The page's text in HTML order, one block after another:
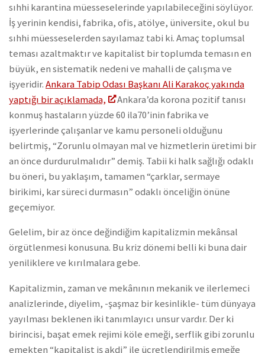
sıhhi karantina müesseselerinde yapılabileceğini söylüyor.
İş yerinin kendisi, fabrika, ofis, atölye, üniversite, okul bu
sıhhi müesseselerden sayılamaz tabi ki. Amaç toplumsal
teması azaltmaktır ve kapitalist bir toplumda temasın en
büyük, en sistematik nedeni ve mahalli de çalışma ve
işyeridir.Ankara Tabip Odası Başkanı Ali Karakoç yakında
yaptığı bir açıklamada,
Ankara’da korona pozitif tanısı
konmuş hastaların yüzde 60 ila70’inin fabrika ve
işyerlerinde çalışanlar ve kamu personeli olduğunu
belirtmiş, “Zorunlu olmayan mal ve hizmetlerin üretimi bir
an önce durdurulmalıdır” demiş. Tabii ki halk sağlığı odaklı
bu öneri, bu yaklaşım, tamamen “çarklar, sermaye
birikimi, kar süreci durmasın” odaklı önceliğin önüne
geçemiyor.
Gelelim, bir az önce değindiğim kapitalizmin mekânsal
örgütlenmesi konusuna. Bu kriz dönemi belli ki buna dair
yeniliklere ve kırılmalara gebe.
Kapitalizmin, zaman ve mekânının mekanik ve ilerlemeci
analizlerinde, diyelim, -şaşmaz bir kesinlikle- tüm dünyaya
yayılması beklenen iki tanımlayıcı unsur vardır. Der ki
birincisi, başat emek rejimi köle emeği, serflik gibi zorunlu
emekten “kapitalist iş akdi” ile ücretlendirilmiş emeğe